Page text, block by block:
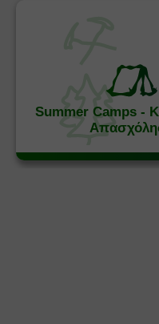
Summer Camps -